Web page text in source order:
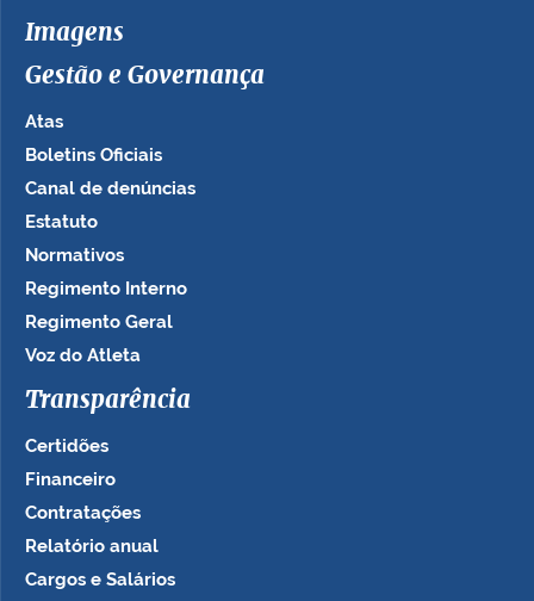
Imagens
Gestão e Governança
Atas
Boletins Oficiais
Canal de denúncias
Estatuto
Normativos
Regimento Interno
Regimento Geral
Voz do Atleta
Transparência
Certidões
Financeiro
Contratações
Relatório anual
Cargos e Salários